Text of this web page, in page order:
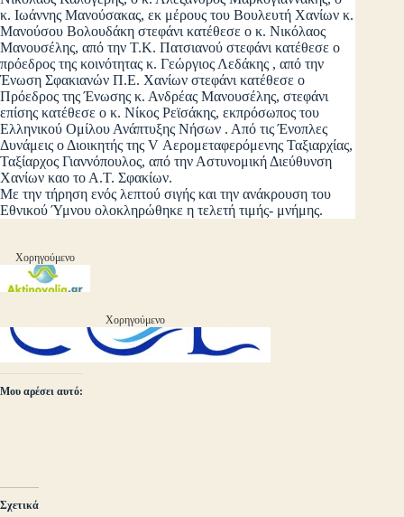
κ. Ιωάννης Μανούσακας, εκ μέρους του Βουλευτή Χανίων κ.
Μανούσου Βολουδάκη στεφάνι κατέθεσε ο κ. Νικόλαος
Μανουσέλης, από την Τ.Κ. Πατσιανού στεφάνι κατέθεσε ο
πρόεδρος της κοινότητας κ. Γεώργιος Λεδάκης , από την
Ένωση Σφακιανών Π.Ε. Χανίων στεφάνι κατέθεσε ο
Πρόεδρος της Ένωσης κ. Ανδρέας Μανουσέλης, στεφάνι
επίσης κατέθεσε ο κ. Νίκος Ρεϊσάκης, εκπρόσωπος του
Ελληνικού Ομίλου Ανάπτυξης Νήσων . Από τις Ένοπλες
Δυνάμεις ο Διοικητής της V Αερομεταφερόμενης Ταξιαρχίας,
Ταξίαρχος Γιαννόπουλος, από την Αστυνομική Διεύθυνση
Χανίων καο το Α.Τ. Σφακίων.
Με την τήρηση ενός λεπτού σιγής και την ανάκρουση του
Εθνικού Ύμνου ολοκληρώθηκε η τελετή τιμής- μνήμης.
Χορηγούμενο
Χορηγούμενο
Μου αρέσει αυτό:
Σχετικά